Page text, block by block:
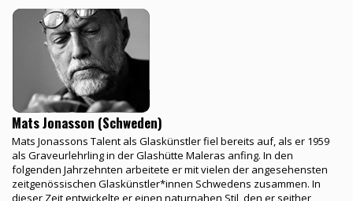
Mats Jonasson (Schweden)
Mats Jonassons Talent als Glaskünstler fiel bereits auf, als er 1959
als Graveurlehrling in der Glashütte Maleras anfing. In den
folgenden Jahrzehnten arbeitete er mit vielen der angesehensten
zeitgenössischen Glaskünstler*innen Schwedens zusammen. In
dieser Zeit entwickelte er einen naturnahen Stil, den er seither